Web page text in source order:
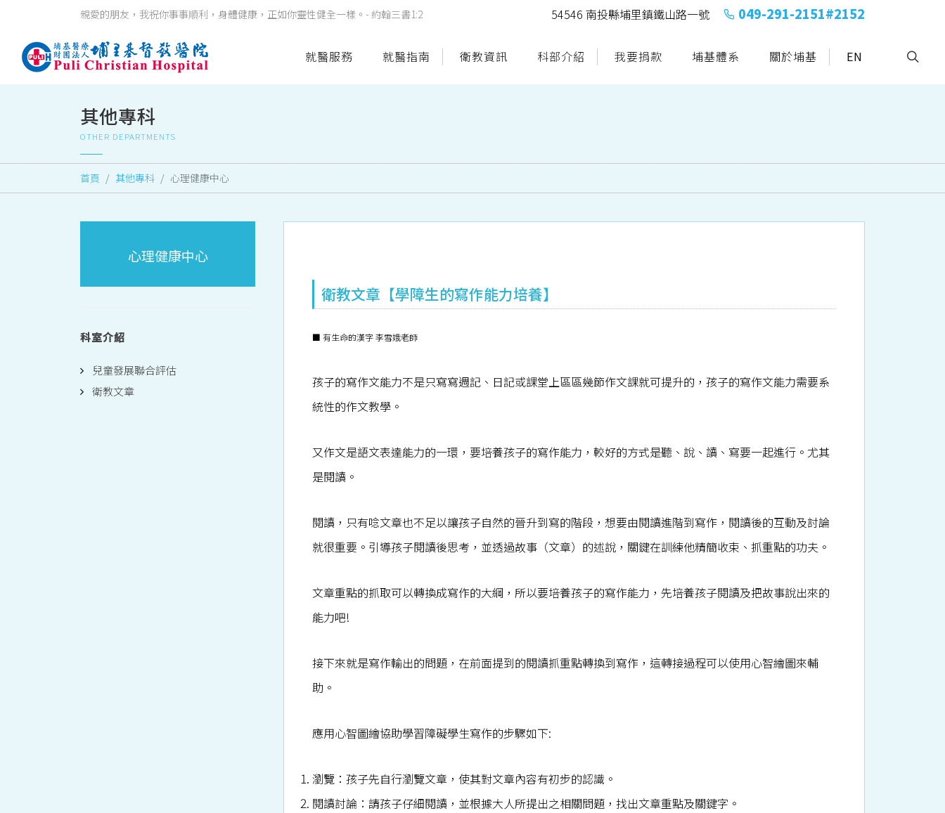
親愛的朋友，我祝你事事順利，身體健康，正如你靈性健全一樣。- 約翰三書1:2 54546 南投縣埔里鎮鐵山路一號 049-291-2151#2152
就醫服務 就醫指南 衛教資訊 科部介紹 我要捐款 埔基體系 關於埔基 EN
其他專科
OTHER DEPARTMENTS
首頁 其他專科 心理健康中心
衛教文章【學障生的寫作能力培養】
■ 有生命的漢字 李雪娥老師
孩子的寫作文能力不是只寫寫週記、日記或課堂上區區幾節作文課就可提升的，孩子的寫作文能力需要系
統性的作文教學。
又作文是語文表達能力的一環，要培養孩子的寫作能力，較好的方式是聽、說、讀、寫要一起進行。尤其
是閱讀。
閱讀，只有唸文章也不足以讓孩子自然的晉升到寫的階段，想要由閱讀進階到寫作，閱讀後的互動及討論
就很重要。引導孩子閱讀後思考，並透過故事（文章）的述說，關鍵在訓練他精簡收束、抓重點的功夫。
文章重點的抓取可以轉換成寫作的大綱，所以要培養孩子的寫作能力，先培養孩子閱讀及把故事說出來的
能力吧!
接下來就是寫作輸出的問題，在前面提到的閱讀抓重點轉換到寫作，這轉接過程可以使用心智繪圖來輔
助。
應用心智圖繪協助學習障礙學生寫作的步驟如下:
瀏覽：孩子先自行瀏覽文章，使其對文章內容有初步的認識。
閱讀討論：請孩子仔細閱讀，並根據大人所提出之相關問題，找出文章重點及關鍵字。
心理健康中心
科室介紹
兒童發展聯合評估
衛教文章